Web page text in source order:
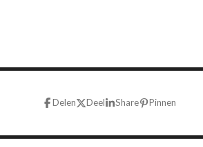
Delen Deel Share Pinnen